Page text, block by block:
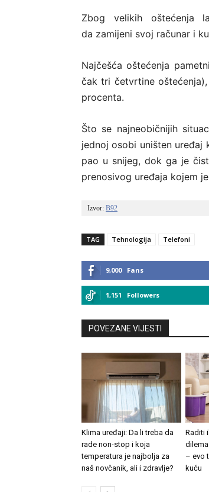
Zbog velikih oštećenja
da zamijeni svoj računar i
Najčešća oštećenja
čak tri četvrtine
procenta.
Što se najneobičnijih
jednoj osobi uništen
pao u snijeg, dok ga je
prenosivog uređaja kojem
Izvor: B92
TAG Tehnologija Telefoni
9,000 Fans
1,151 Followers
POVEZANE VIJESTI
Klima uređaji: Da li treba da
rade non-stop i koja
temperatura je najbolja za
naš novčanik, ali i zdravlje?
Raditi
– evo
kuću